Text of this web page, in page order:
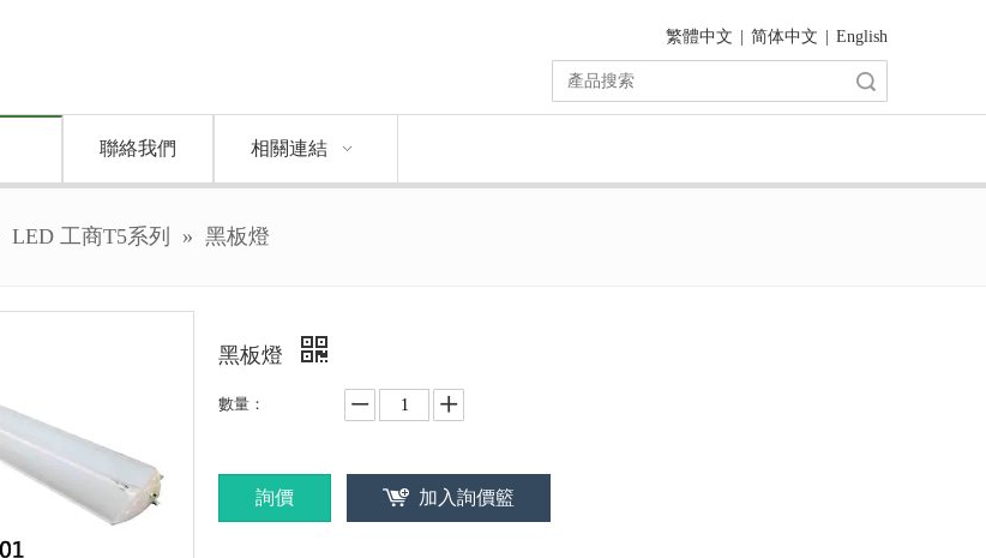
繁體中文 简体中文 English
聯絡我們 相關連結
LED 工商T5系列 » 黑板燈
黑板燈
數量：
詢價 加入詢價籃